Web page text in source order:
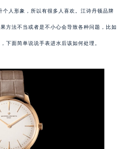
人形象，所以有很多人喜欢。江诗丹顿品牌
方法不当或者是不小心会导致各种问题，比如
下面简单说说手表进水后该如何处理。